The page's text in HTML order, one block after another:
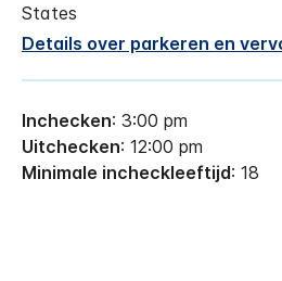
States
Details over parkeren en
Inchecken: 3:00 pm
Uitchecken: 12:00 pm
Minimale incheckleeftijd: 18